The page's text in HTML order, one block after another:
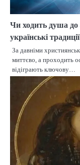
Чи ходить душа до
українські традиції
За давніми
миттєво, а проходить
відіграють ключову…